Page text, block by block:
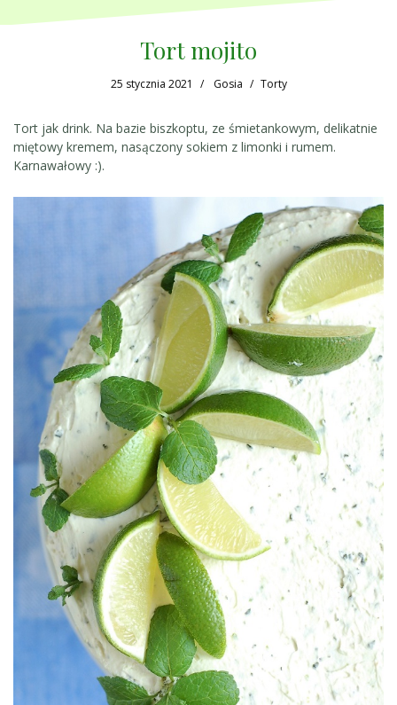
Tort mojito
25 stycznia 2021 Gosia Torty
Tort jak drink. Na bazie biszkoptu, ze śmietankowym, delikatnie
miętowy kremem, nasączony sokiem z limonki i rumem.
Karnawałowy :).